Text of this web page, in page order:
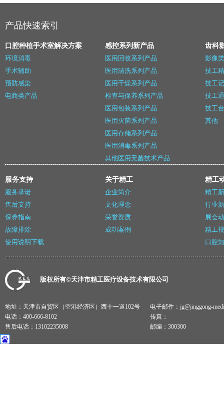
版权所有©天津市精工医疗设备技术有限公司
地址：天津市自贸区（空港经济区）西十一道102号
电话：400-666-8102
售后电话：13102235008
电子邮件：jg@jinggong-
传真：
邮编：300300
产品快速索引
口腔种植手术室解决方案
环境消毒
手术辅助
预防感染
电商类产品
感控系列新产品
医用回收系列产品
医用清洗系列产品
医用干燥系列产品
检查与保养系列产品
医用包装系列产品
医用灭菌系列产品
医用存储系列产品
医用消毒系列产品
其他医用无菌技术产品
齿科
影像类
技工
技工
技工
技工
其他
服务支持
服务承诺
售后支持
保养指南
故障排除
使用说明下载
关于精工
企业简介
文化理念
荣誉资质
成功案例
精工
精工
行业
展会
精工
口腔